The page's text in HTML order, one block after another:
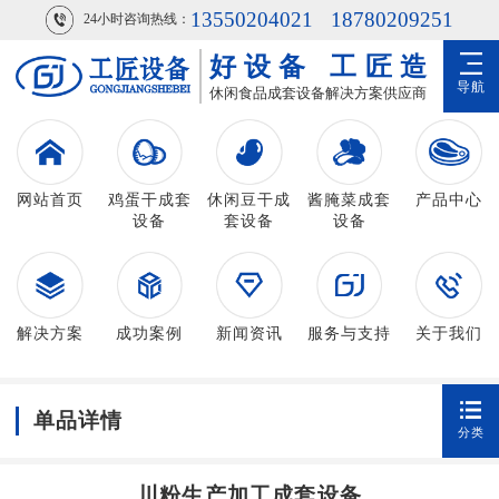
24小时咨询热线： 13550204021 18780209251
好设备 工匠造
休闲食品成套设备解决方案供应商 导航
网站首页
鸡蛋干成套
设备
休闲豆干成
套设备
酱腌菜成套
设备
产品中心
解决方案 成功案例 新闻资讯 服务与支持 关于我们
单品详情
分类